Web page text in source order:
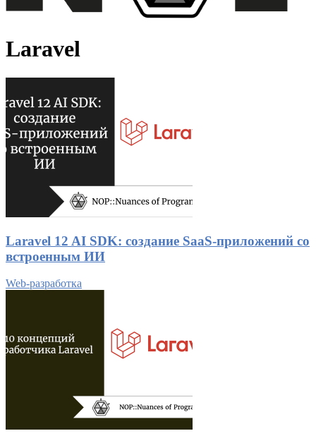
Laravel
Laravel 12 AI SDK: создание SaaS-приложений со
встроенным ИИ
Web-разработка